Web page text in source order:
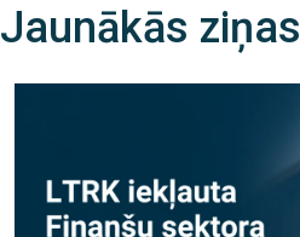
Jaunākās ziņas